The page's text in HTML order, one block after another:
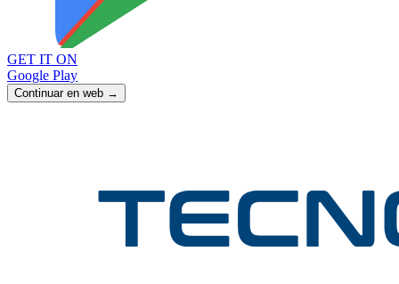
GET IT ON
Google Play
Continuar en web →